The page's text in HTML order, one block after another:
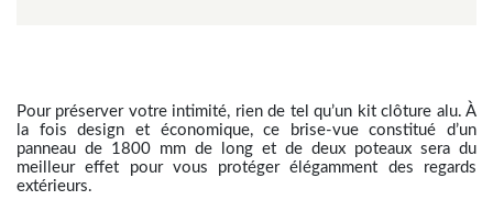
Pour préserver votre intimité, rien de tel qu’un kit clôture alu. À
la fois design et économique, ce brise-vue constitué d’un
panneau de 1800 mm de long et de deux poteaux sera du
meilleur effet pour vous protéger élégamment des regards
extérieurs.